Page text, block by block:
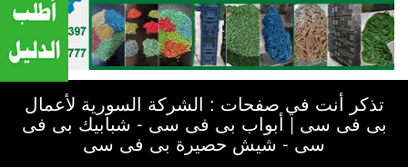
تذكر أنت في صفحات : الشركة السورية لأعمال
بى فى سى | أبواب بى فى سى - شبابيك بى فى
سى - شيش حصيرة بى فى سى